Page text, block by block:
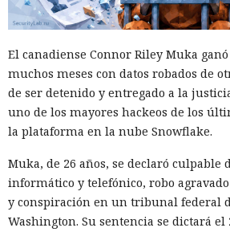
ahora un escenario similarse está
inverso. La Administración del
anunció el inicio de una revisión de
estadounidense Palo Alto Networks
territorio del país, citando riesgos
informática crítica y la seguridad
El regulador no nombró productos
sujetos a revisión, no reveló la
vulnerabilidades ni precisó qué
caso de detectarse incumplimientos.
La decisión se produjo en medio del
El canadiense Connor Riley Muka
muchos meses con datos robados de
de ser detenido y entregado a la
uno de los mayores hackeos de los
la plataforma en la nube Snowflake.
Muka, de 26 años, se declaró culpable
informático y telefónico, robo
y conspiración en un tribunal federal
Washington. Su sentencia se dictará el